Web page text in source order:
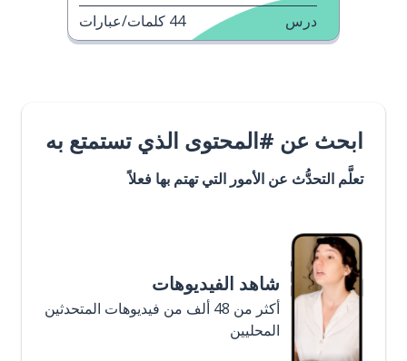
درس 44 كلمات/عبارات
ابحث عن #المحتوى الذي تستمتع به
تعلَّم التحدُّث عن الأمور التي تهتم بها فعلاً
شاهد الفيديوهات
أكثر من 48 ألف من فيديوهات المتحدثين
المحليين